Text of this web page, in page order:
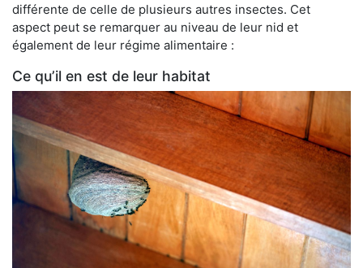
différente de celle de plusieurs autres insectes. Cet
aspect peut se remarquer au niveau de leur nid et
également de leur régime alimentaire :
Ce qu’il en est de leur habitat